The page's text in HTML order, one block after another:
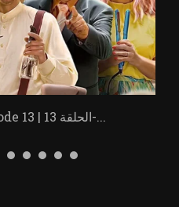
Saha Bro – Episode 13 | الحلقة 13-...